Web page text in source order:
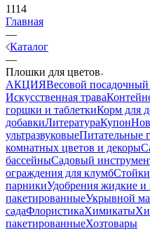
1114
Главная
—
Каталог
—
Плошки для цветов
АКЦИЯВесовой посадочный
Искусственная трава
горшки и таблеткиКорм для
добавкиЛитератураКупон
ультразвуковыеПитательные
комнатных цветов и декоры
бассейныСадовый
ограждения для клумбСтойки
парникиУдобрения жидкие
пакетированныеУкрывной
садаФлористикаХимикаты
пакетированныеХозтовары